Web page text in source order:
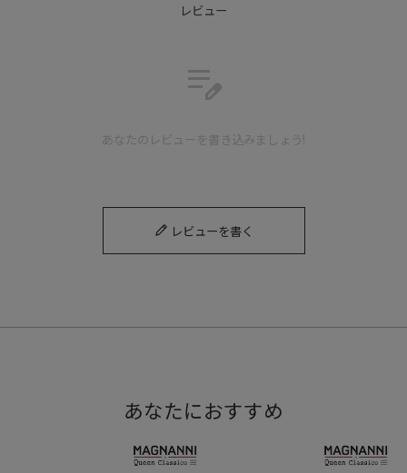
レビュー
edit_note
あなたのレビューを書き込みましょう!
レビューを書く
あなたにおすすめ